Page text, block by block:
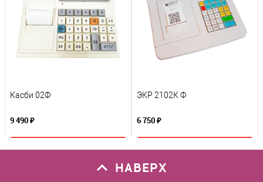
Под заказ
Касби 02Ф
9 490 ₽
ЭКР 2102К Ф
6 750 ₽
НАВЕРХ